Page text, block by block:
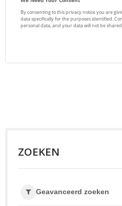
ZOEKEN
Geavanceerd zoeken